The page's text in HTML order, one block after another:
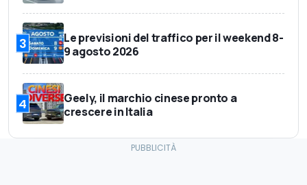
3
Le previsioni del traffico per il weekend 8-
9 agosto 2026
4
Geely, il marchio cinese pronto a
crescere in Italia